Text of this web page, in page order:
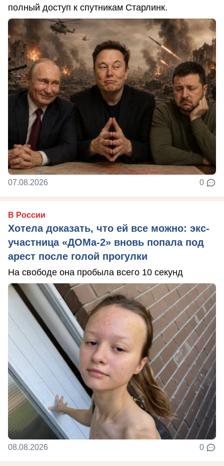
полный доступ к спутникам Старлинк.
07.08.2026 0
В России
Хотела доказать, что ей все можно: экс-
участница «ДОМа-2» вновь попала под
арест после голой прогулки
На свободе она пробыла всего 10 секунд
08.08.2026 0